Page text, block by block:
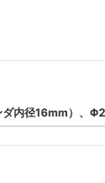
内径16mm）、